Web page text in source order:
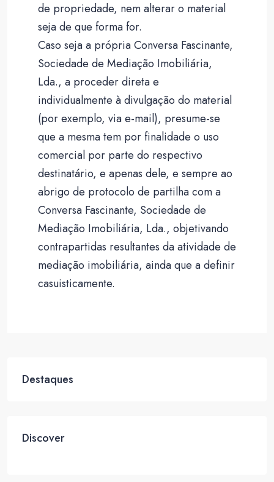
de propriedade, nem alterar o material
seja de que forma for.
Caso seja a própria Conversa Fascinante,
Sociedade de Mediação Imobiliária,
Lda., a proceder direta e
individualmente à divulgação do material
(por exemplo, via e-mail), presume-se
que a mesma tem por finalidade o uso
comercial por parte do respectivo
destinatário, e apenas dele, e sempre ao
abrigo de protocolo de partilha com a
Conversa Fascinante, Sociedade de
Mediação Imobiliária, Lda., objetivando
contrapartidas resultantes da atividade de
mediação imobiliária, ainda que a definir
casuisticamente.
Destaques
Discover